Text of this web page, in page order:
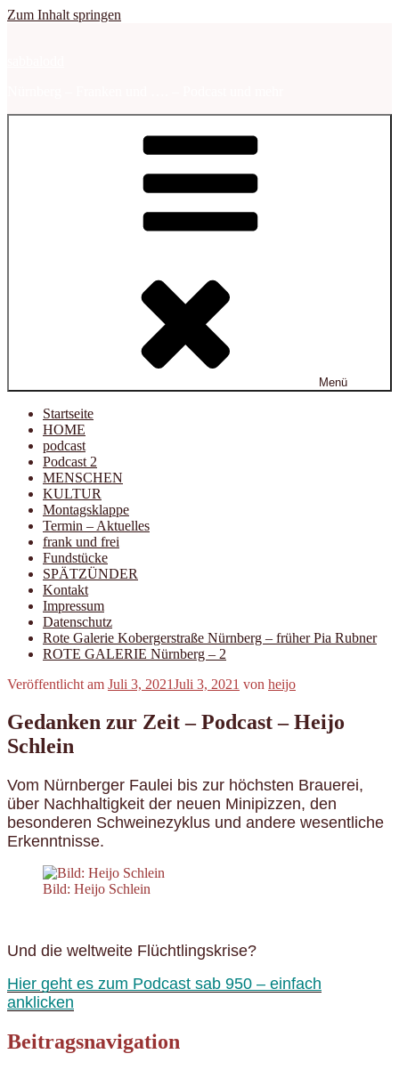
Zum Inhalt springen
Menü
Startseite
HOME
podcast
Podcast 2
MENSCHEN
KULTUR
Montagsklappe
Termin – Aktuelles
frank und frei
Fundstücke
SPÄTZÜNDER
Kontakt
Impressum
Datenschutz
Rote Galerie Kobergerstraße Nürnberg – früher Pia Rubner
ROTE GALERIE Nürnberg – 2
Veröffentlicht am Juli 3, 2021Juli 3, 2021 von heijo
Gedanken zur Zeit – Podcast – Heijo
Schlein
Vom Nürnberger Faulei bis zur höchsten Brauerei,
über Nachhaltigkeit der neuen Minipizzen, den
besonderen Schweinezyklus und andere wesentliche
Erkenntnisse.
Bild: Heijo Schlein
Und die weltweite Flüchtlingskrise?
Hier geht es zum Podcast sab 950 – einfach
anklicken
Beitragsnavigation